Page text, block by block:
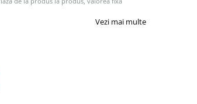
Vezi mai multe